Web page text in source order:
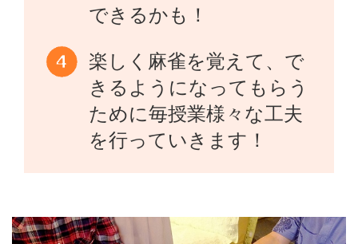
できるかも！
楽しく麻雀を覚えて、で
きるようになってもらう
ために毎授業様々な工夫
を行っていきます！